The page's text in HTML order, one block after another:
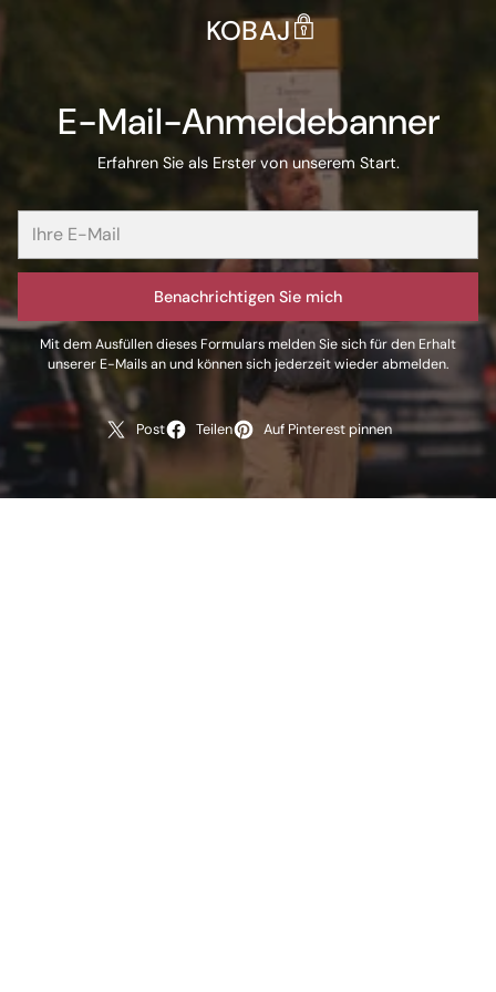
KOBAJ
E-Mail-Anmeldebanner
Erfahren Sie als Erster von unserem Start.
Benachrichtigen Sie mich
Mit dem Ausfüllen dieses Formulars melden Sie sich für den Erhalt
unserer E-Mails an und können sich jederzeit wieder abmelden.
Post Teilen Auf Pinterest pinnen